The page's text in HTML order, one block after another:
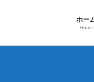
ホー
Home